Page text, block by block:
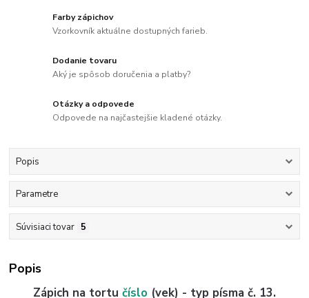
Farby zápichov
Vzorkovník aktuálne dostupných farieb.
Dodanie tovaru
Aký je spôsob doručenia a platby?
Otázky a odpovede
Odpovede na najčastejšie kladené otázky.
Popis
Parametre
Súvisiaci tovar 5
Popis
Zápich na tortu číslo (vek) - typ písma č. 13.